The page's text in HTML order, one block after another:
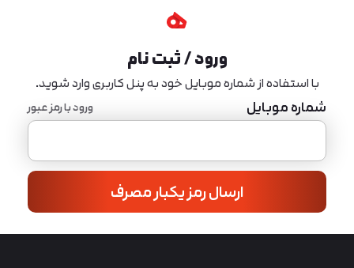
ورود / ثبت نام
با استفاده از شماره موبایل خود به پنل کاربری وارد شوید.
شماره موبایل ورود با رمز عبور
ارسال رمز یکبار مصرف